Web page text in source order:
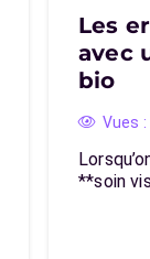
Les
avec
bio
Vues :
**soin